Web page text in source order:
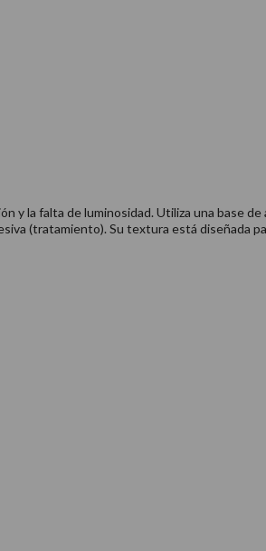
y la falta de luminosidad. Utiliza una base
(tratamiento). Su textura está diseñada